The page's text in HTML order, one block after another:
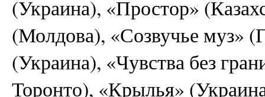
(Украина), «Простор»
(Молдова), «Созвучье муз»
(Украина), «Чувства без
Торонто), «Крылья»